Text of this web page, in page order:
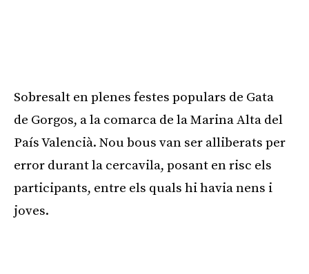
Sobresalt en plenes festes populars de Gata
de Gorgos, a la comarca de la Marina Alta del
País Valencià. Nou bous van ser alliberats per
error durant la cercavila, posant en risc els
participants, entre els quals hi havia nens i
joves.